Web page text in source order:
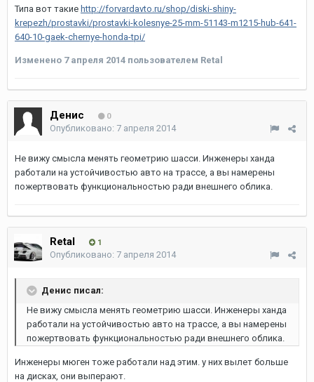
Типа вот такие http://forvardavto.ru/shop/diski-shiny-
krepezh/prostavki/prostavki-kolesnye-25-mm-51143-m1215-hub-641-
640-10-gaek-chernye-honda-tpi/
Изменено 7 апреля 2014 пользователем Retal
Денис 0
Опубликовано: 7 апреля 2014
Не вижу смысла менять геометрию шасси. Инженеры ханда
работали на устойчивостью авто на трассе, а вы намерены
пожертвовать функциональностью ради внешнего облика.
Retal 1
Опубликовано: 7 апреля 2014
Денис писал:
Не вижу смысла менять геометрию шасси. Инженеры ханда
работали на устойчивостью авто на трассе, а вы намерены
пожертвовать функциональностью ради внешнего облика.
Инженеры мюген тоже работали над этим. у них вылет больше
на дисках, они выперают.